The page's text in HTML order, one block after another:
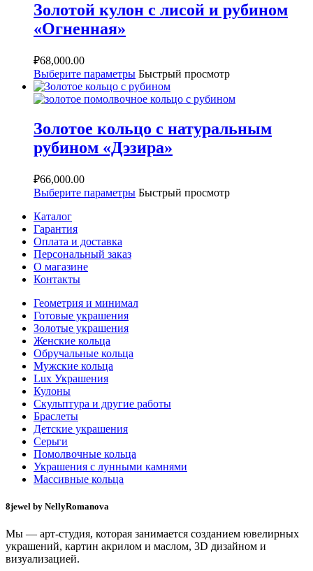
Золотой кулон с лисой и рубином
«Огненная»
₽68,000.00
Выберите параметры Быстрый просмотр
Золотое кольцо с натуральным
рубином «Дэзира»
₽66,000.00
Выберите параметры Быстрый просмотр
Каталог
Гарантия
Оплата и доставка
Персональный заказ
О магазине
Контакты
Геометрия и минимал
Готовые украшения
Золотые украшения
Женские кольца
Обручальные кольца
Мужские кольца
Lux Украшения
Кулоны
Скульптура и другие работы
Браслеты
Детские украшения
Серьги
Помолвочные кольца
Украшения с лунными камнями
Массивные кольца
8jewel by NellyRomanova
Мы — арт-студия, которая занимается созданием ювелирных
украшений, картин акрилом и маслом, 3D дизайном и
визуализацией.